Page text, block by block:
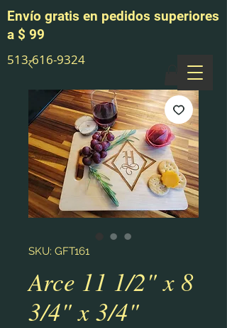
513-616-9324
Envío gratis en pedidos superiores
a $ 99
SKU: GFT161
Arce 11 1/2" x 8
3/4" x 3/4"